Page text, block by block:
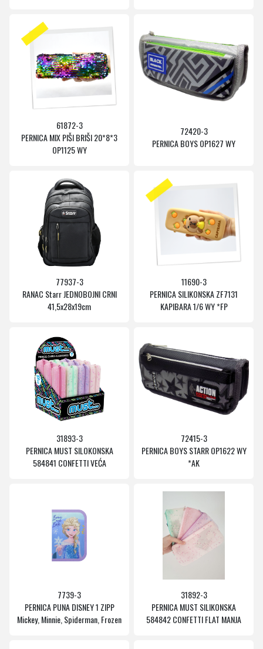
61872-3
PERNICA MIX PIŠI BRIŠI 20*8*3
OP1125 WY
72420-3
PERNICA BOYS OP1627 WY
77937-3
RANAC Starr JEDNOBOJNI CRNI
41,5x28x19cm
11690-3
PERNICA SILIKONSKA ZF7131
KAPIBARA 1/6 WY *FP
31893-3
PERNICA MUST SILOKONSKA
584841 CONFETTI VEĆA
72415-3
PERNICA BOYS STARR OP1622 WY
*AK
7739-3
PERNICA PUNA DISNEY 1 ZIPP
Mickey, Minnie, Spiderman, Frozen
31892-3
PERNICA MUST SILIKONSKA
584842 CONFETTI FLAT MANJA